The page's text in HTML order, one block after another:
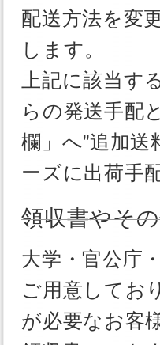
配送方法を変
します。
上記に該当
らの発送手配
欄」へ”追加
ーズに出荷手
領収書やそ
大学・官公庁
ご用意してお
が必要なお客